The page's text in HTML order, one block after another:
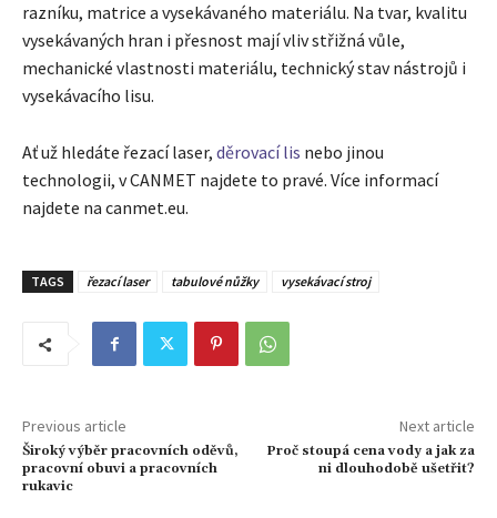
razníku, matrice a vysekávaného materiálu. Na tvar, kvalitu
vysekávaných hran i přesnost mají vliv střižná vůle,
mechanické vlastnosti materiálu, technický stav nástrojů i
vysekávacího lisu.
Ať už hledáte řezací laser, děrovací lis nebo jinou
technologii, v CANMET najdete to pravé. Více informací
najdete na canmet.eu.
TAGS řezací laser tabulové nůžky vysekávací stroj
Previous article
Široký výběr pracovních oděvů,
pracovní obuvi a pracovních
rukavic
Next article
Proč stoupá cena vody a jak za
ni dlouhodobě ušetřit?